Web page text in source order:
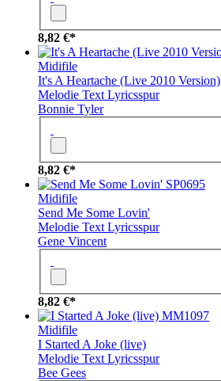
8,82 €*
Midifile
It's A Heartache (Live 2010 Version)
Melodie Text Lyricsspur
Bonnie Tyler
8,82 €*
SP0695
Midifile
Send Me Some Lovin'
Melodie Text Lyricsspur
Gene Vincent
8,82 €*
MM1097
Midifile
I Started A Joke (live)
Melodie Text Lyricsspur
Bee Gees